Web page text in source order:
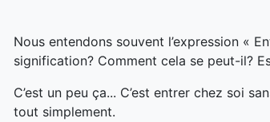
Nous entendons souvent l’expression «
signification? Comment cela se peut-il?
C’est un peu ça... C’est entrer chez soi
tout simplement.